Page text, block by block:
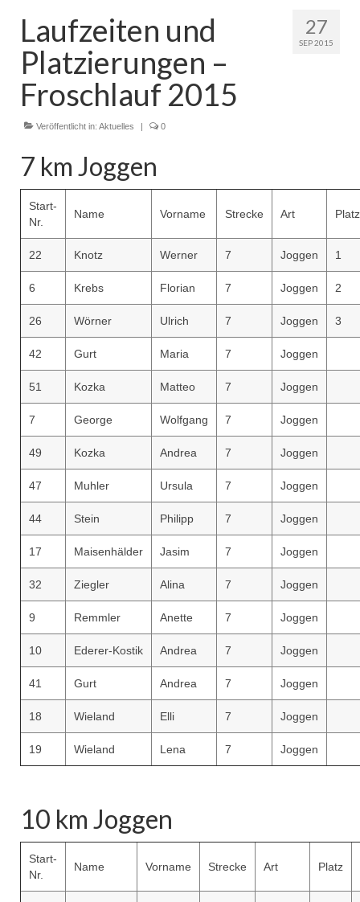
27
SEP 2015
Laufzeiten und
Platzierungen –
Froschlauf 2015
Veröffentlicht in: Aktuelles | 0
7 km Joggen
Start-
Nr.
Name Vorname Strecke Art Platz
22 Knotz Werner 7 Joggen 1
6 Krebs Florian 7 Joggen 2
26 Wörner Ulrich 7 Joggen 3
42 Gurt Maria 7 Joggen
51 Kozka Matteo 7 Joggen
7 George Wolfgang 7 Joggen
49 Kozka Andrea 7 Joggen
47 Muhler Ursula 7 Joggen
44 Stein Philipp 7 Joggen
17 Maisenhälder Jasim 7 Joggen
32 Ziegler Alina 7 Joggen
9 Remmler Anette 7 Joggen
10 Ederer-Kostik Andrea 7 Joggen
41 Gurt Andrea 7 Joggen
18 Wieland Elli 7 Joggen
19 Wieland Lena 7 Joggen
10 km Joggen
Start-
Nr.
Name Vorname Strecke Art Platz